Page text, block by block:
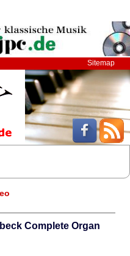
Sitemap
Complete Organ